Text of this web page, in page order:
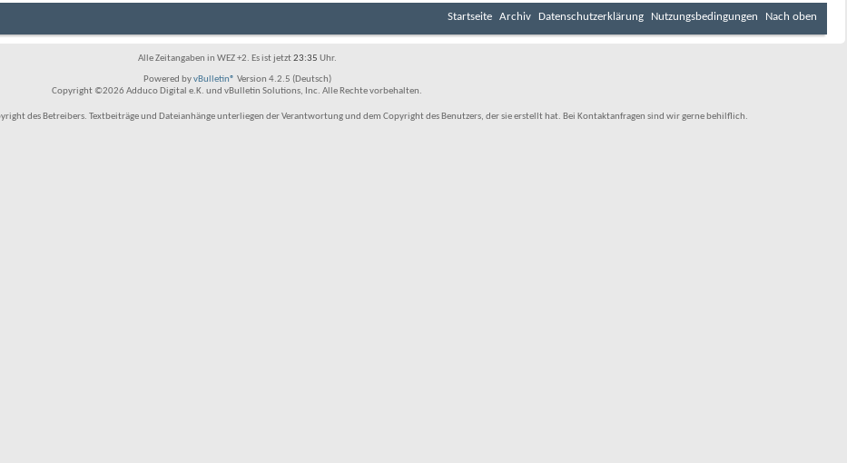
Startseite Archiv Datenschutzerklärung Nutzungsbedingungen Nach oben
Alle Zeitangaben in WEZ +2. Es ist jetzt23:35 Uhr.
Powered byvBulletin® Version 4.2.5 (Deutsch)
Copyright ©2026 Adduco Digital e.K. und vBulletin Solutions, Inc. Alle Rechte vorbehalten.
des Betreibers. Textbeiträge und Dateianhänge unterliegen der Verantwortung und dem Copyright des Benutzers, der sie erstellt hat. Bei Kontaktanfragen sind wir gerne behilflich.